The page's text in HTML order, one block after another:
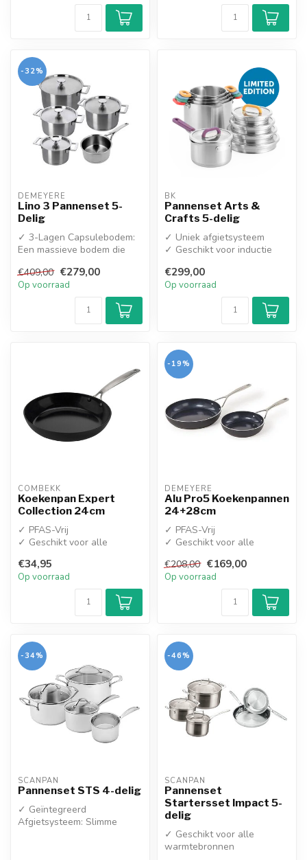
-32%
DEMEYERE
Lino 3 Pannenset 5-
Delig
✓ 3-Lagen Capsulebodem:
Een massieve bodem die
gelijkma...
€409,00 €279,00
Op voorraad
BK
Pannenset Arts &
Crafts 5-delig
✓ Uniek afgietsysteem
✓ Geschikt voor inductie
stape...
€299,00
Op voorraad
COMBEKK
Koekenpan Expert
Collection 24cm
✓ PFAS-Vrij
✓ Geschikt voor alle
€34,95
Op voorraad
-19%
DEMEYERE
Alu Pro5 Koekenpannen
24+28cm
✓ PFAS-Vrij
✓ Geschikt voor alle
€208,00 €169,00
Op voorraad
-34%
SCANPAN
Pannenset STS 4-delig
✓ Geïntegreerd
Afgietsysteem: Slimme
-46%
SCANPAN
Pannenset
Startersset Impact 5-
delig
✓ Geschikt voor alle
warmtebronnen